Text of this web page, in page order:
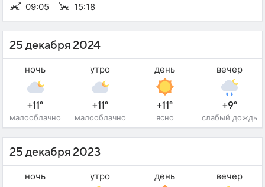
09:05 15:18
25 декабря 2024
ночь
+11°
малооблачно
утро
+11°
малооблачно
день
+11°
ясно
вечер
+9°
слабый дождь
25 декабря 2023
ночь утро день вечер